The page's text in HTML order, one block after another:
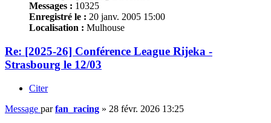
Messages : 10325
Enregistré le : 20 janv. 2005 15:00
Localisation : Mulhouse
Re: [2025-26] Conférence League Rijeka -
Strasbourg le 12/03
Citer
Message parfan_racing » 28 févr. 2026 13:25